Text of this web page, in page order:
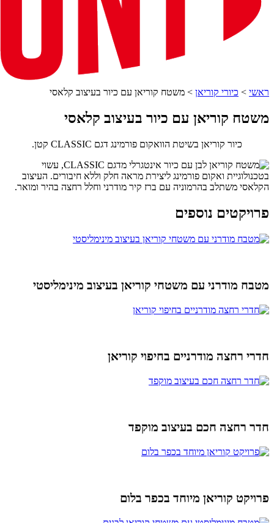
ראשי > כיורי קוריאן > משטח קוריאן עם כיור בעיצוב קלאסי
משטח קוריאן עם כיור בעיצוב קלאסי
כיור קוריאן בשיטת הוואקום פורמינג דגם CLASSIC קטן.
פרויקטים נוספים
מטבח מודרני עם משטחי קוריאן בעיצוב מינימליסטי
חדרי רחצה מודרניים בחיפוי קוריאן
חדר רחצה חכם בעיצוב מוקפד
פרויקט קוריאן מיוחד בכפר בלום